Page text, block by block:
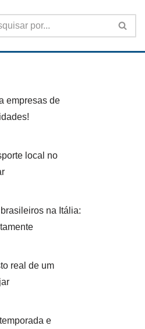
empresas de
local no
na Itália:
real de um
e